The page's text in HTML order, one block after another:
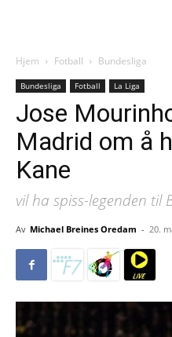
Hjem Fotball Bundesliga
Bundesliga Fotball La Liga
Jose
Madrid om å
Kane
vil ha spiss-legenden til
Av Michael Breines Oredam - 20.